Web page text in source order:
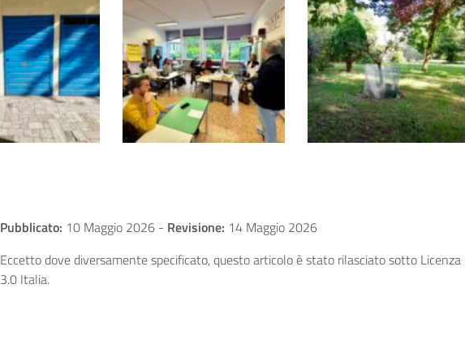
Pubblicato: 10 Maggio 2026 - Revisione: 14 Maggio 2026
Eccetto dove diversamente specificato, questo articolo è stato rilasciato sotto
3.0 Italia.